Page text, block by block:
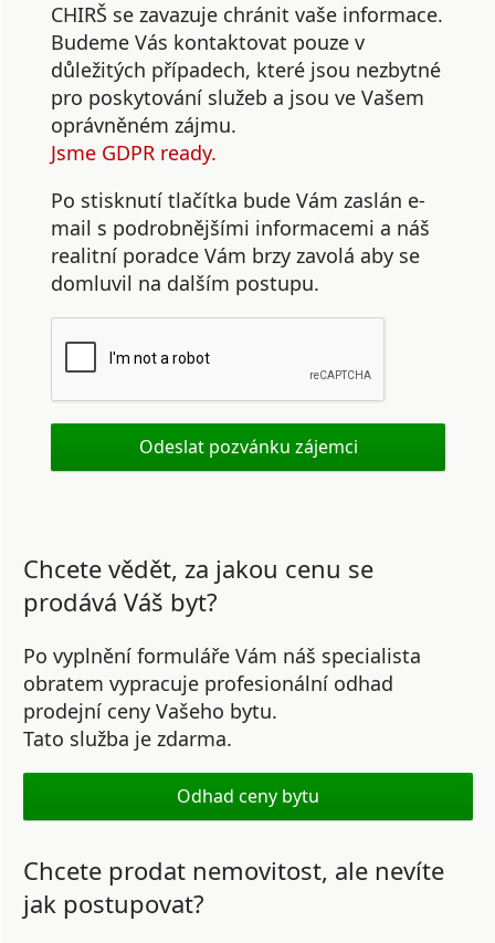
CHIRŠ se zavazuje chránit vaše informace.
Budeme Vás kontaktovat pouze v
důležitých případech, které jsou nezbytné
pro poskytování služeb a jsou ve Vašem
oprávněném zájmu.
Jsme GDPR ready.
Po stisknutí tlačítka bude Vám zaslán e-
mail s podrobnějšími informacemi a náš
realitní poradce Vám brzy zavolá aby se
domluvil na dalším postupu.
Chcete vědět, za jakou cenu se
prodává Váš byt?
Po vyplnění formuláře Vám náš specialista
obratem vypracuje profesionální odhad
prodejní ceny Vašeho bytu.
Tato služba je zdarma.
Odhad ceny bytu
Chcete prodat nemovitost, ale nevíte
jak postupovat?